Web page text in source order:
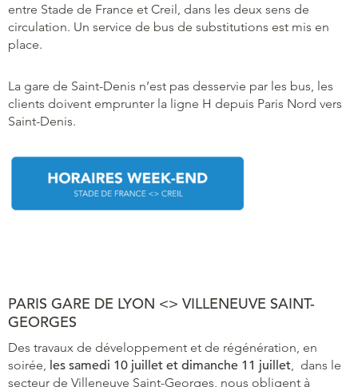
entre Stade de France et Creil, dans les deux sens de
circulation. Un service de bus de substitutions est mis en
place.
La gare de Saint-Denis n’est pas desservie par les bus, les
clients doivent emprunter la ligne H depuis Paris Nord vers
Saint-Denis.
PARIS GARE DE LYON <> VILLENEUVE SAINT-
GEORGES
Des travaux de développement et de régénération, en
soirée, les samedi 10 juillet et dimanche 11 juillet, dans le
secteur de Villeneuve Saint-Georges, nous obligent à